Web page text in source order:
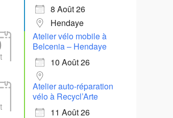
8 Août 26
Hendaye
Atelier vélo mobile à
Belcenia – Hendaye
10 Août 26
Atelier auto-réparation
vélo à Recycl’Arte
11 Août 26